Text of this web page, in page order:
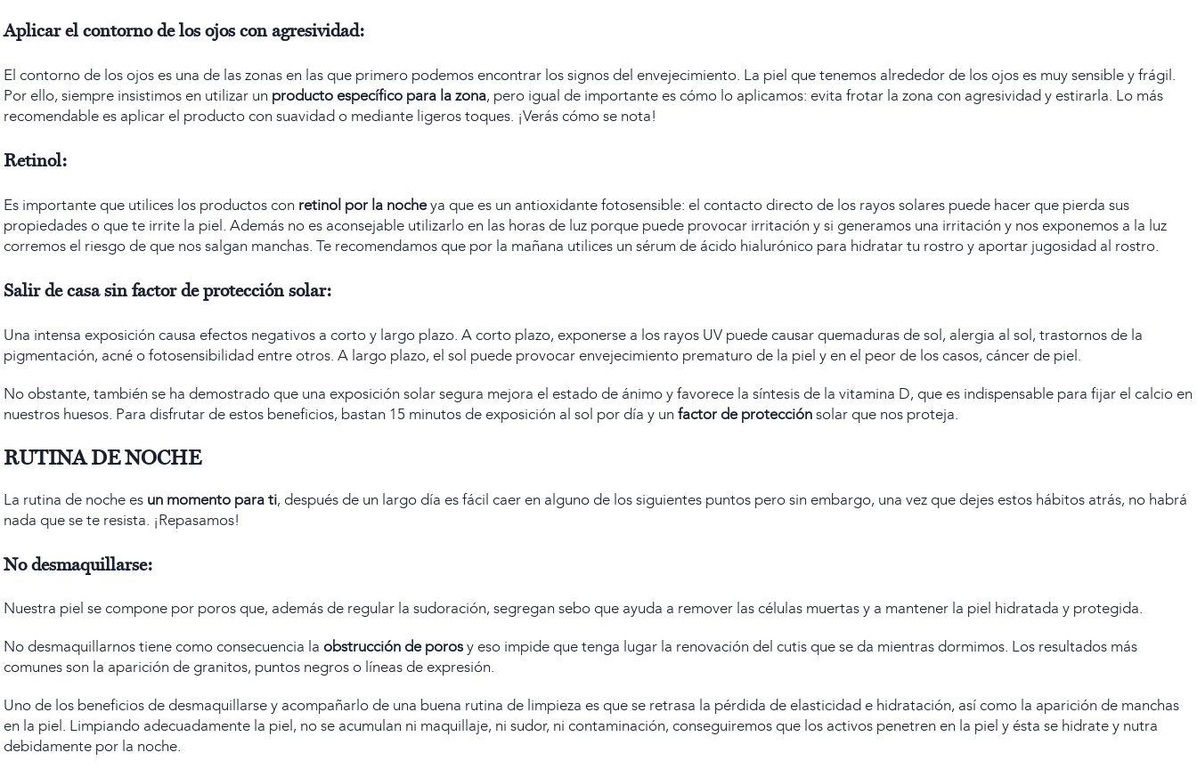
Aplicar el contorno de los ojos con agresividad:
El contorno de los ojos es una de las zonas en las que primero podemos encontrar los signos del envejecimiento. La piel que tenemos alrededor de los ojos es muy sensible y frágil.
Por ello, siempre insistimos en utilizar un producto específico para la zona, pero igual de importante es cómo lo aplicamos: evita frotar la zona con agresividad y estirarla. Lo más
recomendable es aplicar el producto con suavidad o mediante ligeros toques. ¡Verás cómo se nota!
Retinol:
Es importante que utilices los productos con retinol por la nocheya que es un antioxidante fotosensible: el contacto directo de los rayos solares puede hacer que pierda sus
propiedades o que te irrite la piel. Además no es aconsejable utilizarlo en las horas de luz porque puede provocar irritación y si generamos una irritación y nos exponemos a la luz
corremos el riesgo de que nos salgan manchas. Te recomendamos que por la mañana utilices unsérum de ácido hialurónicopara hidratar tu rostro y aportar jugosidad al rostro.
Salir de casa sin factor de protección solar:
Una intensa exposición causa efectos negativos a corto y largo plazo. A corto plazo, exponerse a los rayos UV puede causar quemaduras de sol, alergia al sol, trastornos de la
pigmentación, acné o fotosensibilidad entre otros. A largo plazo, el sol puede provocar envejecimiento prematuro de la piel y en el peor de los casos, cáncer de piel.
No obstante, también se ha demostrado que una exposición solar segura mejora el estado de ánimo y favorece la síntesis de la vitamina D, que es indispensable para fijar el calcio en
nuestros huesos. Para disfrutar de estos beneficios, bastan 15 minutos de exposición al sol por día y unfactor de protecciónsolar que nos proteja.
RUTINA DE NOCHE
La rutina de noche esun momento para ti, después de un largo día es fácil caer en alguno de los siguientes puntos pero sin embargo, una vez que dejes estos hábitos atrás, no habrá
nada que se te resista. ¡Repasamos!
No desmaquillarse:
Nuestra piel se compone por poros que, además de regular la sudoración, segregan sebo que ayuda a remover las células muertas y a mantener la piel hidratada y protegida.
No desmaquillarnos tiene como consecuencia la obstrucción de porosy eso impide que tenga lugar la renovación del cutis que se da mientras dormimos. Los resultados más
comunes son la aparición degranitos, puntos negros o líneas de expresión.
Uno de los beneficios de desmaquillarse y acompañarlo de una buena rutina de limpieza es que se retrasa la pérdida de elasticidad e hidratación, así como la aparición de manchas
en la piel. Limpiando adecuadamente la piel, no se acumulan ni maquillaje, ni sudor, ni contaminación, conseguiremos que los activos penetren en la piel y ésta se hidrate y nutra
debidamente por la noche.